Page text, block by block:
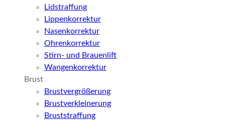
Lidstraffung
Lippenkorrektur
Nasenkorrektur
Ohrenkorrektur
Stirn- und Brauenlift
Wangenkorrektur
Brust
Brustvergrößerung
Brustverkleinerung
Bruststraffung